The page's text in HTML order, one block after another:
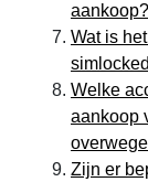
aankoop?
Wat is
Welke
aankoop
Zijn er